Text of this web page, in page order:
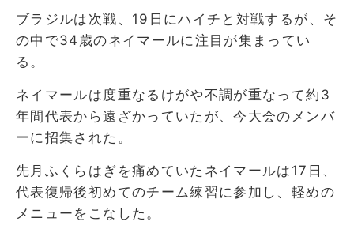
ブラジルは次戦、19日にハイチと対戦するが、そ
の中で34歳のネイマールに注目が集まってい
る。
ネイマールは度重なるけがや不調が重なって約3
年間代表から遠ざかっていたが、今大会のメンバ
ーに招集された。
先月ふくらはぎを痛めていたネイマールは17日、
代表復帰後初めてのチーム練習に参加し、軽めの
メニューをこなした。